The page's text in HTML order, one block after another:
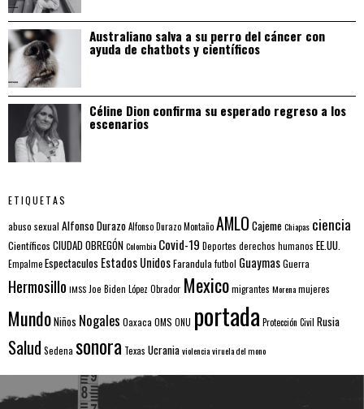
Australiano salva a su perro del cáncer con
ayuda de chatbots y científicos
Céline Dion confirma su esperado regreso a los
escenarios
ETIQUETAS
abuso sexual Alfonso DurazoAlfonso Durazo MontañoAMLO CajemeChiapas ciencia
Científicos CIUDAD OBREGÓNColombia Covid-19 Deportes derechos humanos EE.UU.
EmpalmeEspectaculos Estados UnidosFarandulafutbol GuaymasGuerra
Hermosillo IMSS Joe Biden López Obrador Mexicomigrantes Morenamujeres
MundoNiños Nogales Oaxaca OMS ONU portada Protección Civil Rusia
Salud Sedena sonora Texas Ucraniaviolenciaviruela del mono